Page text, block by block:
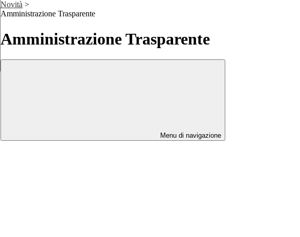
Novità >
Amministrazione Trasparente
Amministrazione Trasparente
Menu di navigazione